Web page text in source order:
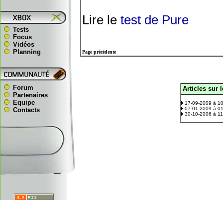
Tests
Focus
Vidéos
Planning
Forum
Partenaires
Equipe
Contacts
Lire le test de Pure
Page précédente
Articles sur
17-09-2009 à
07-01-2009 à
30-10-2006 à